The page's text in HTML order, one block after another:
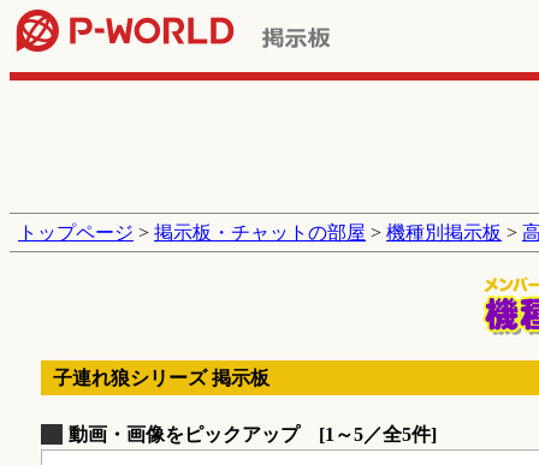
トップページ > 掲示板・チャットの部屋 > 機種別掲示板 >
子連れ狼シリーズ 掲示板
動画・画像をピックアップ [1～5／全5件]